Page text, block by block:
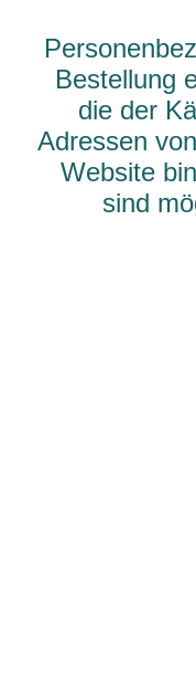
Bestellung
die der
Adressen
Website
sind